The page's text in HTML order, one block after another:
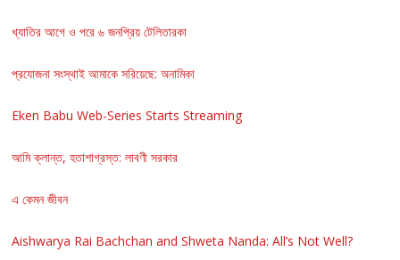
খ্যাতির আগে ও পরে ৬ জনপ্রিয় টেলিতারকা
প্রযোজনা সংস্থাই আমাকে সরিয়েছে: অনামিকা
Eken Babu Web-Series Starts Streaming
আমি ক্লান্ত, হতাশাগ্রস্ত: লাবণী সরকার
এ কেমন জীবন
Aishwarya Rai Bachchan and Shweta Nanda: All’s Not Well?